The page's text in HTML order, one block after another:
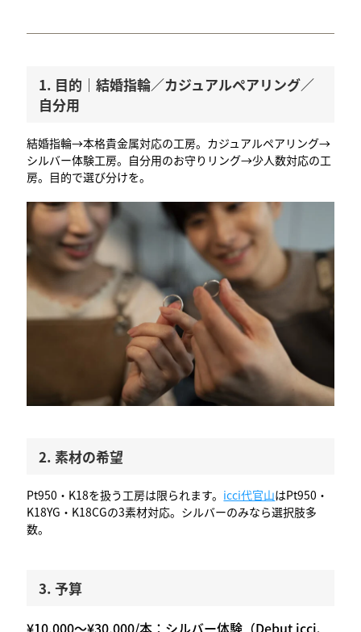
1. 目的｜結婚指輪／カジュアルペアリング／
自分用
結婚指輪→本格貴金属対応の工房。カジュアルペアリング→
シルバー体験工房。自分用のお守りリング→少人数対応の工
房。目的で選び分けを。
2. 素材の希望
Pt950・K18を扱う工房は限られます。 icci代官山はPt950・
K18YG・K18CGの3素材対応。シルバーのみなら選択肢多
数。
3. 予算